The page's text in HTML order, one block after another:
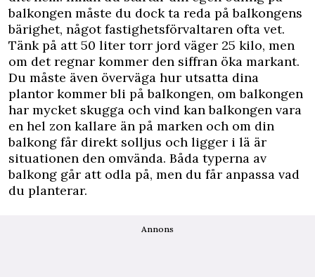
balkongen måste du dock ta reda på balkongens
bärighet, något fastighetsförvaltaren ofta vet.
Tänk på att 50 liter torr jord väger 25 kilo, men
om det regnar kommer den siffran öka markant.
Du måste även överväga hur utsatta dina
plantor kommer bli på balkongen, om balkongen
har mycket skugga och vind kan balkongen vara
en hel zon kallare än på marken och om din
balkong får direkt solljus och ligger i lä är
situationen den omvända. Båda typerna av
balkong går att odla på, men du får anpassa vad
du planterar.
Annons